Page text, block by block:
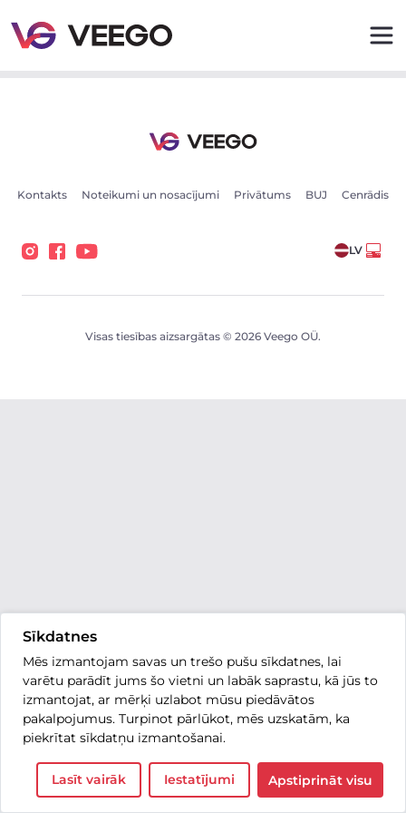
Sīkdatnes
Mēs izmantojam savas un trešo pušu sīkdatnes, lai
varētu parādīt jums šo vietni un labāk saprastu, kā jūs to
izmantojat, ar mērķi uzlabot mūsu piedāvātos
pakalpojumus. Turpinot pārlūkot, mēs uzskatām, ka
piekrītat sīkdatņu izmantošanai.
Lasīt vairāk Iestatījumi Apstiprināt visu
Kontakts Noteikumi un nosacījumi Privātums BUJ Cenrādis
LV
Visas tiesības aizsargātas © 2026 Veego OÜ.